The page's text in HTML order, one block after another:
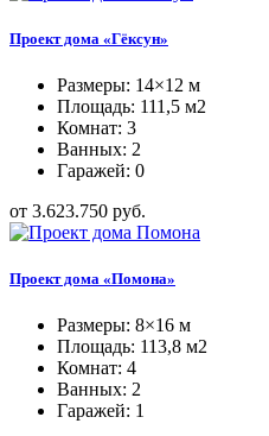
Проект дома «Гёксун»
Размеры: 14×12 м
Площадь: 111,5 м2
Комнат: 3
Ванных: 2
Гаражей: 0
от 3.623.750 руб.
Проект дома «Помона»
Размеры: 8×16 м
Площадь: 113,8 м2
Комнат: 4
Ванных: 2
Гаражей: 1